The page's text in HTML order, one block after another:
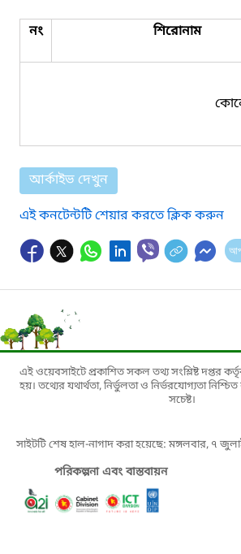
নং শিরোনাম
আর্কাইভ দেখুন
এই কনটেন্টটি শেয়ার করতে ক্লিক করুন
এই ওয়েবসাইটে প্রকাশিত সকল তথ্য সংশ্লিষ্ট দপ্তর
হয়। তথ্যের যথার্থতা, নির্ভুলতা ও নির্ভরযোগ্যতা নিশ্চিত
সচেষ্ট।
সাইটটি শেষ হাল-নাগাদ করা হয়েছে: মঙ্গলবার, ৭
পরিকল্পনা এবং বাস্তবায়ন